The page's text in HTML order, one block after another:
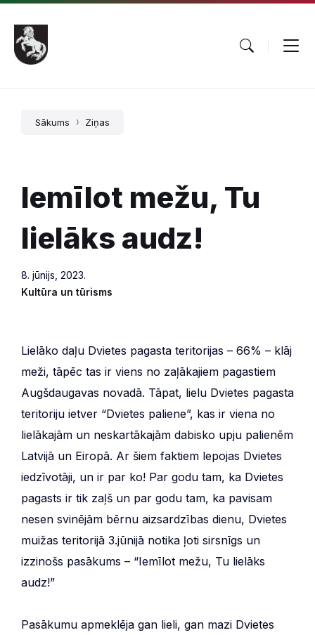
Pāriet
saturu
Skip
main
navigation
Skip
footer
Sākums Ziņas
Iemīlot mežu, Tu
lielāks audz!
8. jūnijs, 2023.
Kultūra un tūrisms
Lielāko daļu Dvietes pagasta teritorijas – 66% – klāj
meži, tāpēc tas ir viens no zaļākajiem pagastiem
Augšdaugavas novadā. Tāpat, lielu Dvietes pagasta
teritoriju ietver “Dvietes paliene”, kas ir viena no
lielākajām un neskartākajām dabisko upju palienēm
Latvijā un Eiropā. Ar šiem faktiem lepojas Dvietes
iedzīvotāji, un ir par ko! Par godu tam, ka Dvietes
pagasts ir tik zaļš un par godu tam, ka pavisam
nesen svinējām bērnu aizsardzības dienu, Dvietes
muižas teritorijā 3.jūnijā notika ļoti sirsnīgs un
izzinošs pasākums – “Iemīlot mežu, Tu lielāks
audz!”
Pasākumu apmeklēja gan lieli, gan mazi Dvietes